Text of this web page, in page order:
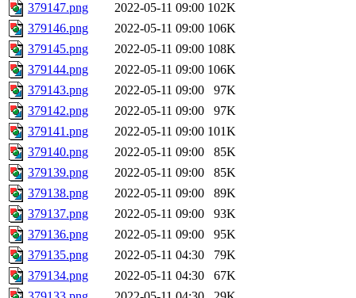
379147.png
2022-05-11 09:00 102K
379146.png
2022-05-11 09:00 106K
379145.png
2022-05-11 09:00 108K
379144.png
2022-05-11 09:00 106K
379143.png
2022-05-11 09:00
97K
379142.png
2022-05-11 09:00
97K
379141.png
2022-05-11 09:00 101K
379140.png
2022-05-11 09:00
85K
379139.png
2022-05-11 09:00
85K
379138.png
2022-05-11 09:00
89K
379137.png
2022-05-11 09:00
93K
379136.png
2022-05-11 09:00
95K
379135.png
2022-05-11 04:30
79K
379134.png
2022-05-11 04:30
67K